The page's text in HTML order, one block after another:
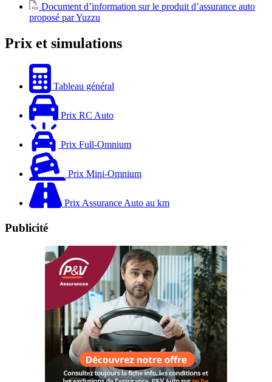
Document d’information sur le produit d’assurance auto
proposé par Yuzzu
Prix et simulations
Tableau général
Prix RC Auto
Prix Full-Omnium
Prix Mini-Omnium
Prix Assurance Auto au km
Publicité